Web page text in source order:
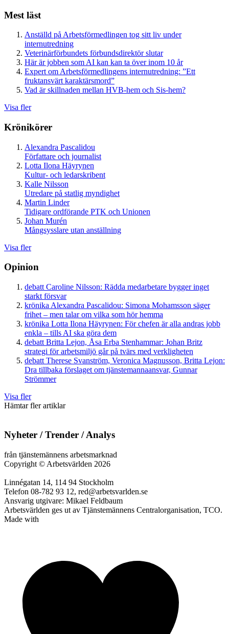
Mest läst
Anställd på Arbetsförmedlingen tog sitt liv under
internutredning
Veterinärförbundets förbundsdirektör slutar
Här är jobben som AI kan kan ta över inom 10 år
Expert om Arbetsförmedlingens internutredning: ”Ett
fruktansvärt karaktärsmord”
Vad är skillnaden mellan HVB-hem och Sis-hem?
Visa fler
Krönikörer
Alexandra Pascalidou
Författare och journalist
Lotta Ilona Häyrynen
Kultur- och ledarskribent
Kalle Nilsson
Utredare på statlig myndighet
Martin Linder
Tidigare ordförande PTK och Unionen
Johan Murén
Mångsysslare utan anställning
Visa fler
Opinion
debatt Caroline Nilsson: Rädda medarbetare bygger inget
starkt försvar
krönika Alexandra Pascalidou: Simona Mohamsson säger
frihet – men talar om vilka som hör hemma
krönika Lotta Ilona Häyrynen: För chefen är alla andras jobb
enkla – tills AI ska göra dem
debatt Britta Lejon, Åsa Erba Stenhammar: Johan Britz
strategi för arbetsmiljö går på tvärs med verkligheten
debatt Therese Svanström, Veronica Magnusson, Britta Lejon:
Dra tillbaka förslaget om tjänstemannaansvar, Gunnar
Strömmer
Visa fler
Hämtar fler artiklar
Nyheter / Trender / Analys
från tjänstemännens arbetsmarknad
Copyright © Arbetsvärlden 2026
Linnégatan 14, 114 94 Stockholm
Telefon 08-782 93 12, red@arbetsvarlden.se
Ansvarig utgivare: Mikael Feldbaum
Arbetsvärlden ges ut av Tjänstemännens Centralorganisation, TCO.
Made with